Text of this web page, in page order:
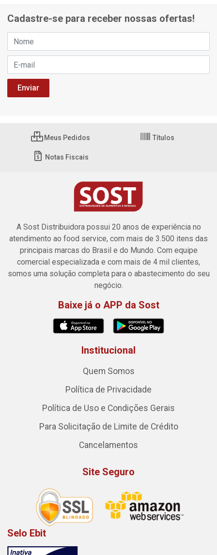
Cadastre-se para receber nossas ofertas!
Meus Pedidos Títulos
Notas Fiscais
A Sost Distribuidora possui 20 anos de experiência no
atendimento ao food service, com mais de 3.500 itens das
principais marcas do Brasil e do Mundo. Com equipe
comercial especializada e com mais de 4 mil clientes,
somos uma solução completa para o abastecimento do seu
negócio.
Baixe já o APP da Sost
Institucional
Quem Somos
Política de Privacidade
Política de Uso e Condições Gerais
Para Solicitação de Limite de Crédito
Cancelamentos
Site Seguro
Selo Ebit